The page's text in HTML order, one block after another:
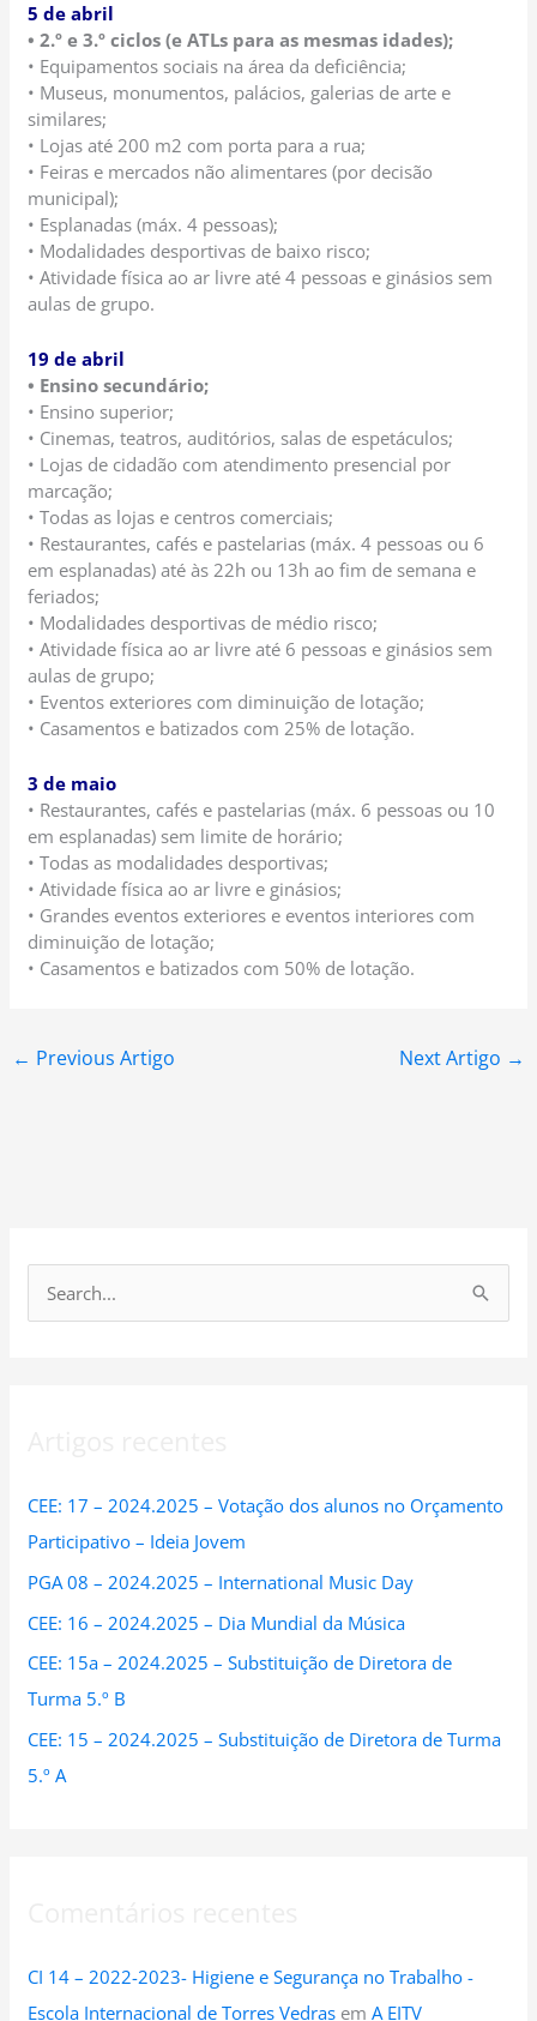
5 de abril
• 2.º e 3.º ciclos (e ATLs para as mesmas idades);
• Equipamentos sociais na área da deficiência;
• Museus, monumentos, palácios, galerias de arte e
similares;
• Lojas até 200 m2 com porta para a rua;
• Feiras e mercados não alimentares (por decisão
municipal);
• Esplanadas (máx. 4 pessoas);
• Modalidades desportivas de baixo risco;
• Atividade física ao ar livre até 4 pessoas e ginásios sem
aulas de grupo.
19 de abril
• Ensino secundário;
• Ensino superior;
• Cinemas, teatros, auditórios, salas de espetáculos;
• Lojas de cidadão com atendimento presencial por
marcação;
• Todas as lojas e centros comerciais;
• Restaurantes, cafés e pastelarias (máx. 4 pessoas ou 6
em esplanadas) até às 22h ou 13h ao fim de semana e
feriados;
• Modalidades desportivas de médio risco;
• Atividade física ao ar livre até 6 pessoas e ginásios sem
aulas de grupo;
• Eventos exteriores com diminuição de lotação;
• Casamentos e batizados com 25% de lotação.
3 de maio
• Restaurantes, cafés e pastelarias (máx. 6 pessoas ou 10
em esplanadas) sem limite de horário;
• Todas as modalidades desportivas;
• Atividade física ao ar livre e ginásios;
• Grandes eventos exteriores e eventos interiores com
diminuição de lotação;
• Casamentos e batizados com 50% de lotação.
← Previous Artigo Next Artigo →
f
o
r
:
CEE: 17 – 2024.2025 – Votação dos alunos no Orçamento
Participativo – Ideia Jovem
PGA 08 – 2024.2025 – International Music Day
CEE: 16 – 2024.2025 – Dia Mundial da Música
CEE: 15a – 2024.2025 – Substituição de Diretora de
Turma 5.º B
CEE: 15 – 2024.2025 – Substituição de Diretora de Turma
5.º A
CI 14 – 2022-2023- Higiene e Segurança no Trabalho -
Escola Internacional de Torres Vedras emA EITV